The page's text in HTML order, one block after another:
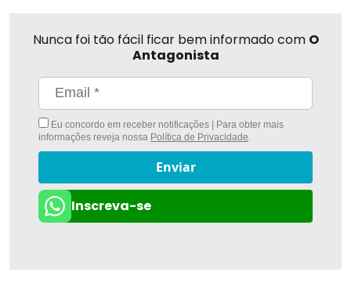
Nunca foi tão fácil ficar bem informado com O
Antagonista
Eu concordo em receber notificações | Para obter mais
informações reveja nossa Política de Privacidade.
Enviar
Inscreva-se